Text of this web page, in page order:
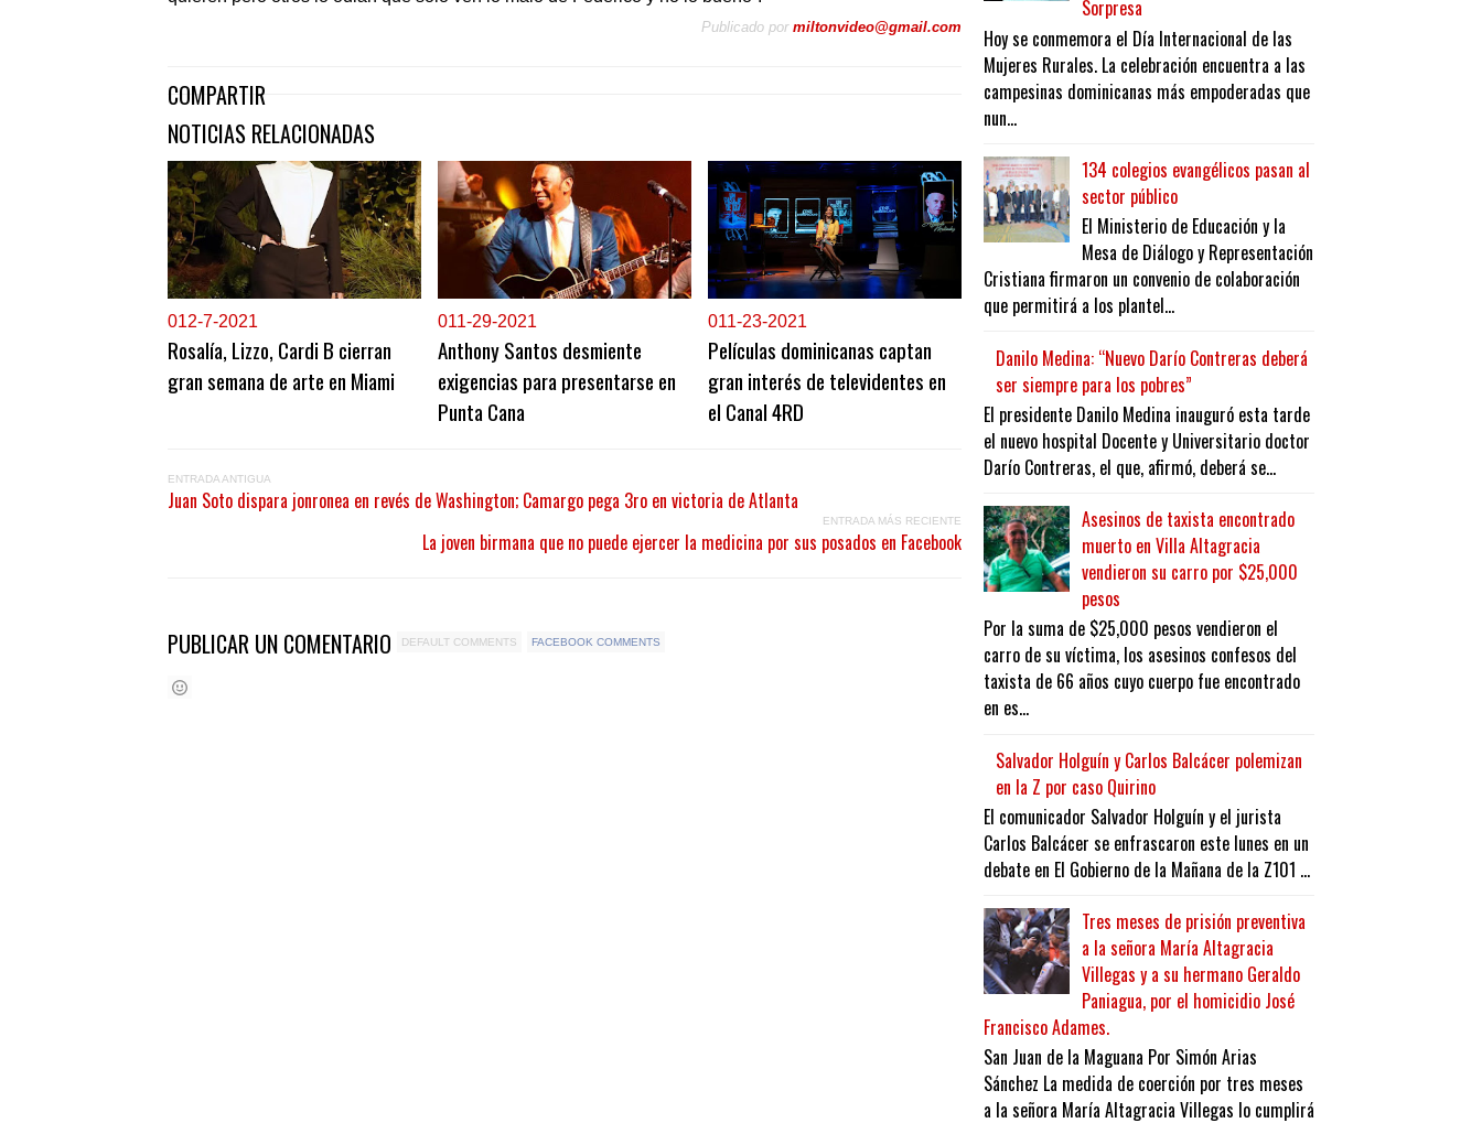
Publicado por miltonvideo@gmail.com
COMPARTIR
NOTICIAS RELACIONADAS
012-7-2021
Rosalía, Lizzo, Cardi B cierran
gran semana de arte en Miami
011-29-2021
Anthony Santos desmiente
exigencias para presentarse en
Punta Cana
011-23-2021
Películas dominicanas captan
gran interés de televidentes en
el Canal 4RD
ENTRADA ANTIGUA
Juan Soto dispara jonronea en revés de Washington; Camargo pega 3ro en victoria de Atlanta
ENTRADA MÁS RECIENTE
La joven birmana que no puede ejercer la medicina por sus posados en Facebook
PUBLICAR UN COMENTARIO DEFAULT COMMENTS FACEBOOK COMMENTS
Sorpresa
Hoy se conmemora el Día Internacional de las
Mujeres Rurales. La celebración encuentra a las
campesinas dominicanas más empoderadas que
nun...
134 colegios evangélicos pasan al
sector público
El Ministerio de Educación y la
Mesa de Diálogo y Representación
Cristiana firmaron un convenio de colaboración
que permitirá a los plantel...
Danilo Medina: “Nuevo Darío Contreras deberá
ser siempre para los pobres”
El presidente Danilo Medina inauguró esta tarde
el nuevo hospital Docente y Universitario doctor
Darío Contreras, el que, afirmó, deberá se...
Asesinos de taxista encontrado
muerto en Villa Altagracia
vendieron su carro por $25,000
pesos
Por la suma de $25,000 pesos vendieron el
carro de su víctima, los asesinos confesos del
taxista de 66 años cuyo cuerpo fue encontrado
en es...
Salvador Holguín y Carlos Balcácer polemizan
en la Z por caso Quirino
El comunicador Salvador Holguín y el jurista
Carlos Balcácer se enfrascaron este lunes en un
debate en El Gobierno de la Mañana de la Z101 ...
Tres meses de prisión preventiva
a la señora María Altagracia
Villegas y a su hermano Geraldo
Paniagua, por el homicidio José
Francisco Adames.
San Juan de la Maguana Por Simón Arias
Sánchez La medida de coerción por tres meses
a la señora María Altagracia Villegas lo cumplirá